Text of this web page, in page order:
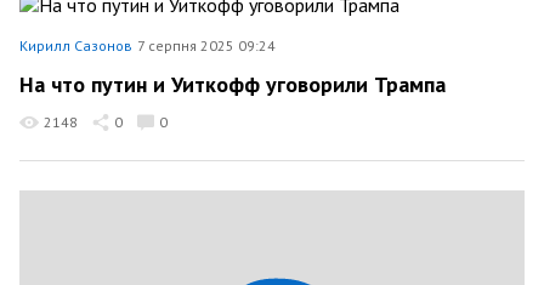
Кирилл Сазонов 7 серпня 2025 09:24
На что путин и Уиткофф уговорили Трампа
2148 0 0